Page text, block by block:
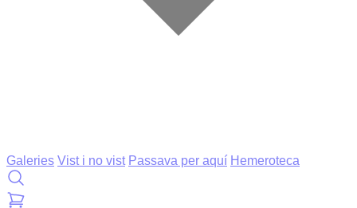
Galeries Vist i no vist Passava per aquí Hemeroteca